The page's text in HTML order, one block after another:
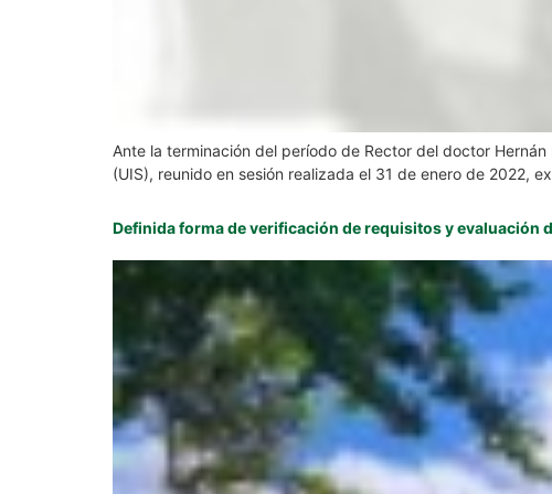
Ante la terminación del período de Rector del doctor
(UIS), reunido en sesión realizada el 31 de enero de 2022,
Definida forma de verificación de requisitos y evaluación